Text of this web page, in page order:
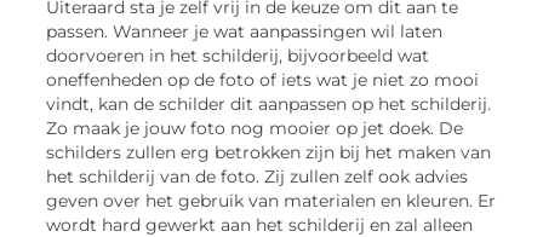
Uiteraard sta je zelf vrij in de keuze om dit aan te
passen. Wanneer je wat aanpassingen wil laten
doorvoeren in het schilderij, bijvoorbeeld wat
oneffenheden op de foto of iets wat je niet zo mooi
vindt, kan de schilder dit aanpassen op het schilderij.
Zo maak je jouw foto nog mooier op jet doek. De
schilders zullen erg betrokken zijn bij het maken van
het schilderij van de foto. Zij zullen zelf ook advies
geven over het gebruik van materialen en kleuren. Er
wordt hard gewerkt aan het schilderij en zal alleen